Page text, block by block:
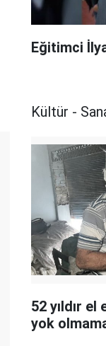
Eğitimci
Kültür -
52 yıldır
yok